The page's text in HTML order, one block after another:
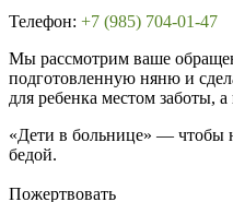
Телефон: +7 (985) 704-01-47
Мы рассмотрим ваше
подготовленную няню и
для ребенка местом заботы,
«Дети в больнице» — чтобы
бедой.
Пожертвовать